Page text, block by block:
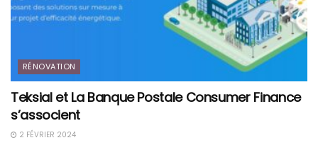
RÉNOVATION
Teksial et La Banque Postale Consumer Finance
s’associent
2 FÉVRIER 2024